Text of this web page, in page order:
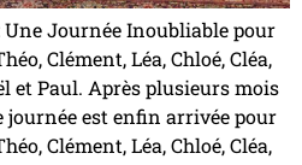
Journée Inoubliable pour
Clément, Léa, Chloé, Cléa,
et Paul. Après plusieurs mois
journée est enfin arrivée pour
Clément, Léa, Chloé, Cléa,